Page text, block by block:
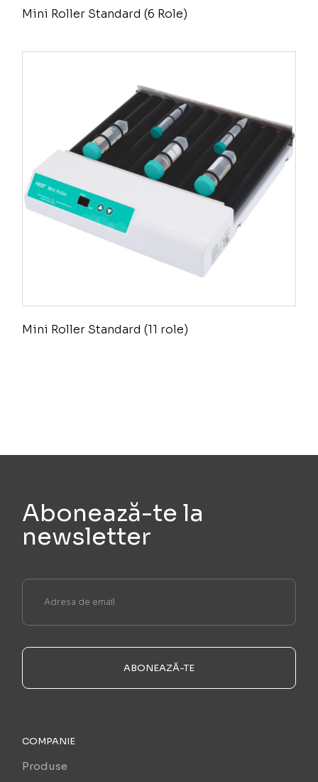
Mini Roller Standard (6 Role)
Mini Roller Standard (11 role)
Abonează-te la
newsletter
ABONEAZĂ-TE
COMPANIE
Produse